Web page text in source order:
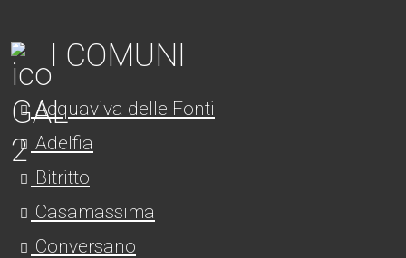
I COMUNI
Acquaviva delle Fonti
Adelfia
Bitritto
Casamassima
Conversano